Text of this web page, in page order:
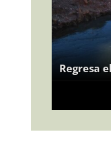
Regresa